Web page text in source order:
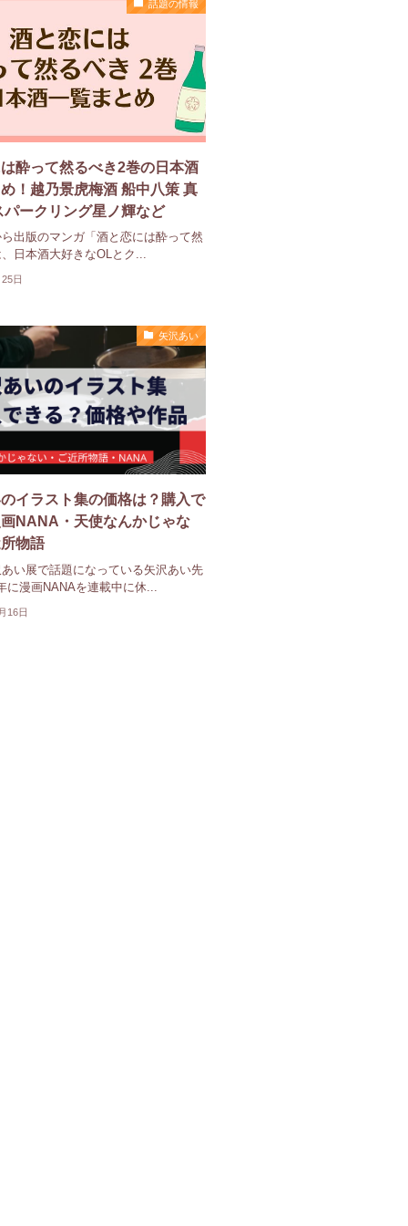
話題の情報
酔って然るべき2巻の日本酒
！越乃景虎梅酒 船中八策 真
パークリング星ノ輝など
出版のマンガ「酒と恋には酔って然
日本酒大好きなOLとク...
日
矢沢あい
イラスト集の価格は？購入で
NANA・天使なんかじゃな
物語
い展で話題になっている矢沢あい先
に漫画NANAを連載中に休...
16日